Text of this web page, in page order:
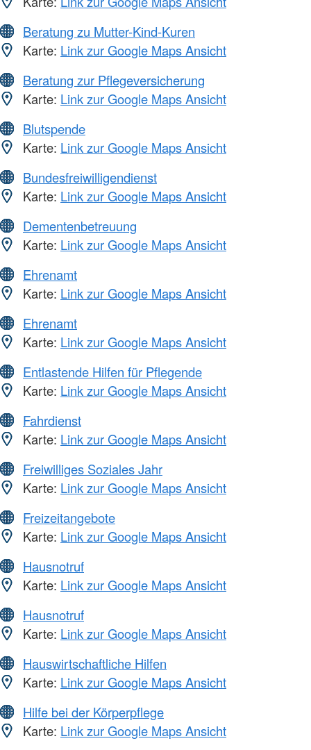
Beratung zu Mutter-Kind-Kuren
Karte: Link zur Google Maps Ansicht
Beratung zur Pflegeversicherung
Karte: Link zur Google Maps Ansicht
Blutspende
Karte: Link zur Google Maps Ansicht
Bundesfreiwilligendienst
Karte: Link zur Google Maps Ansicht
Dementenbetreuung
Karte: Link zur Google Maps Ansicht
Ehrenamt
Karte: Link zur Google Maps Ansicht
Ehrenamt
Karte: Link zur Google Maps Ansicht
Entlastende Hilfen für Pflegende
Karte: Link zur Google Maps Ansicht
Fahrdienst
Karte: Link zur Google Maps Ansicht
Freiwilliges Soziales Jahr
Karte: Link zur Google Maps Ansicht
Freizeitangebote
Karte: Link zur Google Maps Ansicht
Hausnotruf
Karte: Link zur Google Maps Ansicht
Hausnotruf
Karte: Link zur Google Maps Ansicht
Hauswirtschaftliche Hilfen
Karte: Link zur Google Maps Ansicht
Hilfe bei der Körperpflege
Karte: Link zur Google Maps Ansicht